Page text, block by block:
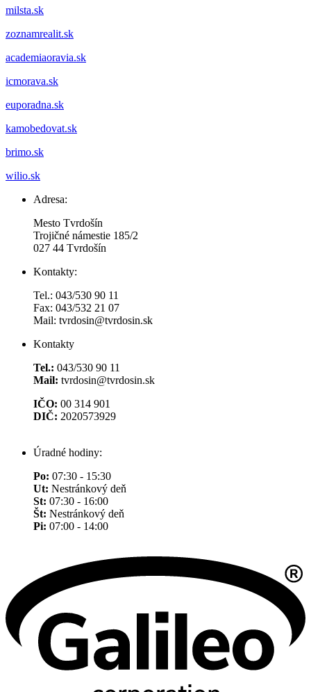
milsta.sk
zoznamrealit.sk
academiaoravia.sk
icmorava.sk
euporadna.sk
kamobedovat.sk
brimo.sk
wilio.sk
Adresa:
Mesto Tvrdošín
Trojičné námestie 185/2
027 44 Tvrdošín
Kontakty:
Tel.: 043/530 90 11
Fax: 043/532 21 07
Mail: tvrdosin@tvrdosin.sk
Kontakty
Tel.: 043/530 90 11
Mail: tvrdosin@tvrdosin.sk
IČO: 00 314 901
DIČ: 2020573929
Úradné hodiny:
Po: 07:30 - 15:30
Ut: Nestránkový deň
St: 07:30 - 16:00
Št: Nestránkový deň
Pi: 07:00 - 14:00